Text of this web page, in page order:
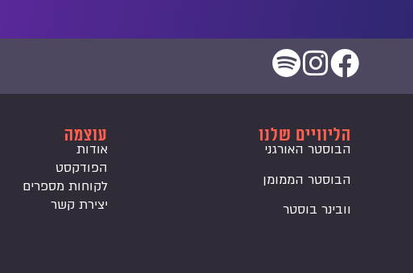
הליוויים שלנו
הבוסטר האורגני
הבוסטר הממומן
וובינר בוסטר
עוצמה
אודות
הפודקסט
לקוחות מספרים
יצירת קשר